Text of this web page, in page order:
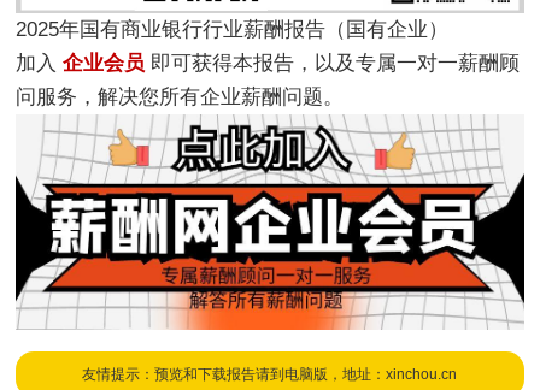
2025年国有商业银行行业薪酬报告（国有企业）
加入企业会员 即可获得本报告，以及专属一对一薪酬顾
问服务，解决您所有企业薪酬问题。
友情提示：预览和下载报告请到电脑版，地址：xinchou.cn